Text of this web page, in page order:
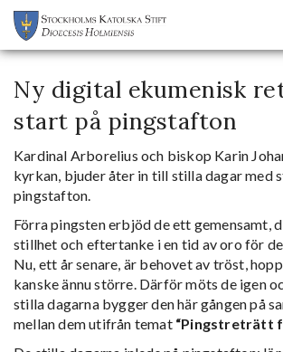
Ny digital ekumenisk
start på pingstafton
Kardinal Arborelius och biskop Karin
kyrkan, bjuder åter in till stilla dagar med
pingstafton.
Förra pingsten erbjöd de ett gemensamt,
stillhet och eftertanke i en tid av oro för
Nu, ett år senare, är behovet av tröst,
kanske ännu större. Därför möts de igen
stilla dagarna bygger den här gången på
mellan dem utifrån temat “Pingstreträtt